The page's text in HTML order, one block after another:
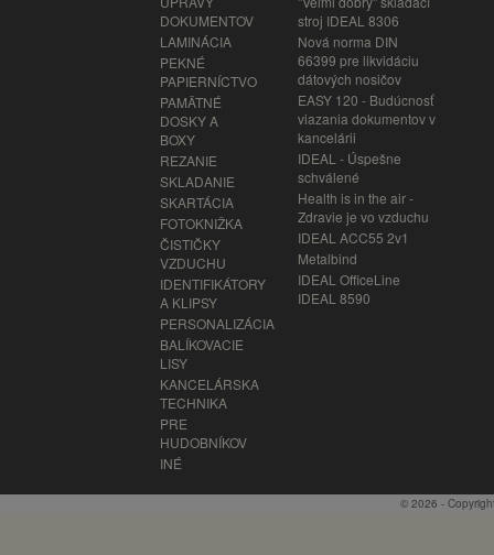
DOKUMENTOV
LAMINÁCIA
PEKNÉ
PAPIERNÍCTVO
PAMÄTNÉ
DOSKY A
BOXY
REZANIE
SKLADANIE
SKARTÁCIA
FOTOKNIŽKA
ČISTIČKY
VZDUCHU
IDENTIFIKÁTORY
A KLIPSY
PERSONALIZÁCIA
BALÍKOVACIE
LISY
KANCELÁRSKA
TECHNIKA
PRE
HUDOBNÍKOV
INÉ
stroj IDEAL 8306
Nová norma DIN
66399 pre likvidáciu
dátových nosičov
EASY 120 - Budúcnosť
viazania dokumentov v
kancelárii
IDEAL - Úspešne
schválené
Health is in the air -
Zdravie je vo vzduchu
IDEAL ACC55 2v1
Metalbind
IDEAL OfficeLine
IDEAL 8590
© 2026 -